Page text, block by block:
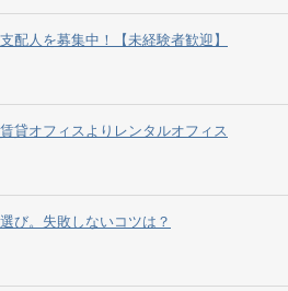
配人を募集中！【未経験者歓迎】
貸オフィスよりレンタルオフィス
び。失敗しないコツは？